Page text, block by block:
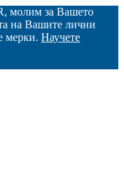
молим за Вашето
на Вашите лични
мерки. Научете